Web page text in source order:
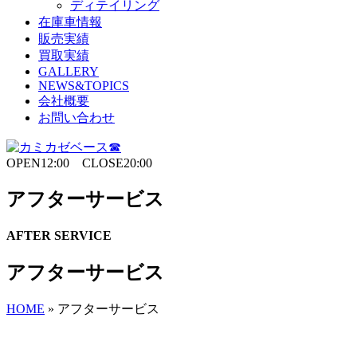
ディテイリング
在庫車情報
販売実績
買取実績
GALLERY
NEWS&TOPICS
会社概要
お問い合わせ
OPEN12:00 CLOSE20:00
アフターサービス
AFTER SERVICE
アフターサービス
HOME » アフターサービス